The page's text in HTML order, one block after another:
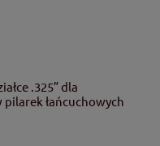
.325” dla
łańcuchowych